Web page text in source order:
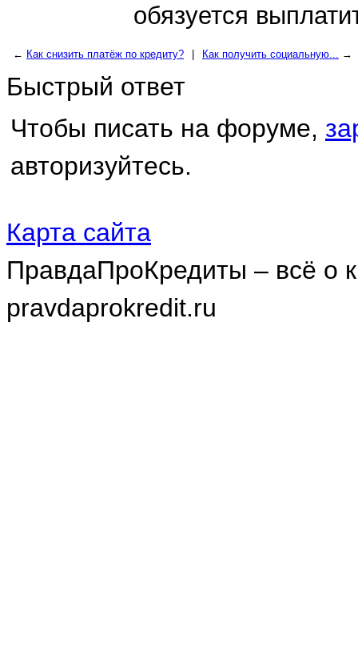
обязуется
← Как снизить платёж по кредиту? Как получить социальную... →
Быстрый ответ
Чтобы писать на форуме,
авторизуйтесь.
Карта сайта
ПравдаПроКредиты – всё о
pravdaprokredit.ru